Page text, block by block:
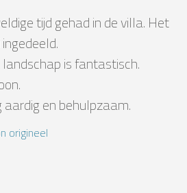
tijd gehad in de villa. Het
is fantastisch.
aardig en behulpzaam.
origineel